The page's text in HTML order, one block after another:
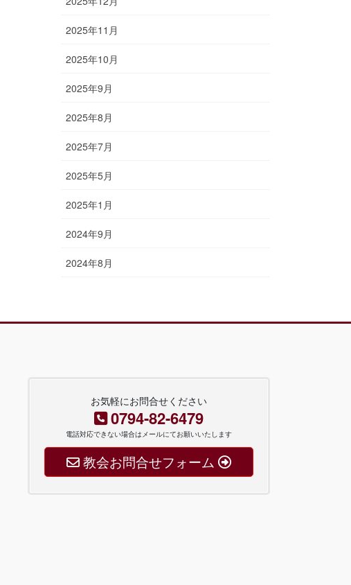
2025年11月
2025年10月
2025年9月
2025年8月
2025年7月
2025年5月
2025年1月
2024年9月
2024年8月
お気軽にお問合せください
0794-82-6479
電話対応できない場合はメールにてお願いいたします
教会お問合せフォーム